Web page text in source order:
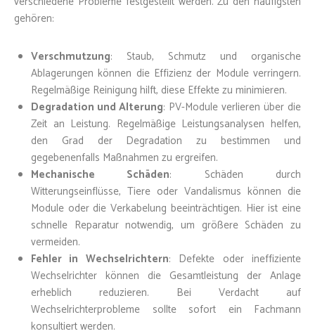
gehören:
Verschmutzung: Staub, Schmutz und organische
Ablagerungen können die Effizienz der Module verringern.
Regelmäßige Reinigung hilft, diese Effekte zu minimieren.
Degradation und Alterung: PV-Module verlieren über die
Zeit an Leistung. Regelmäßige Leistungsanalysen helfen,
den Grad der Degradation zu bestimmen und
gegebenenfalls Maßnahmen zu ergreifen.
Mechanische Schäden: Schäden durch
Witterungseinflüsse, Tiere oder Vandalismus können die
Module oder die Verkabelung beeinträchtigen. Hier ist eine
schnelle Reparatur notwendig, um größere Schäden zu
vermeiden.
Fehler in Wechselrichtern: Defekte oder ineffiziente
Wechselrichter können die Gesamtleistung der Anlage
erheblich reduzieren. Bei Verdacht auf
Wechselrichterprobleme sollte sofort ein Fachmann
konsultiert werden.